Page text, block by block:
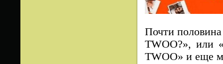
Почти
TWOO?», или
TWOO» и еще